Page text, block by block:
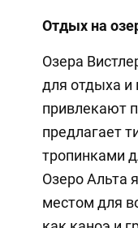
Отдых на
Озера
для отдыха и
привлекают
предлагает
тропинками
Озеро Альта
местом для